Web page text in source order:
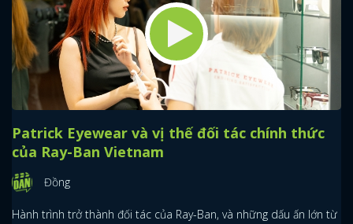
Patrick Eyewear và vị thế đối tác chính thức
của Ray-Ban Vietnam
Đồng
Hành trình trở thành đối tác của Ray-Ban, và những dấu ấn lớn từ